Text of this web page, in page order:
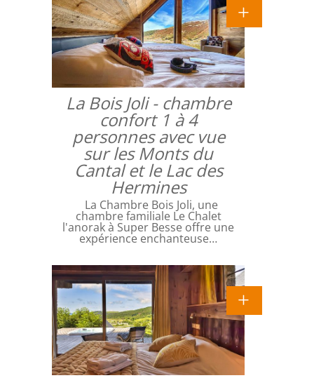
La Bois Joli - chambre
confort 1 à 4
personnes avec vue
sur les Monts du
Cantal et le Lac des
Hermines
La Chambre Bois Joli, une
chambre familiale Le Chalet
l'anorak à Super Besse offre une
expérience enchanteuse…